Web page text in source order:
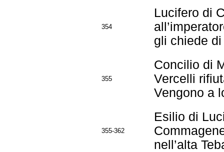
354
Lucifero di
gli chiede
355
Concilio di
Vercelli
Vengono a
355-362
Esilio di
nell’alta